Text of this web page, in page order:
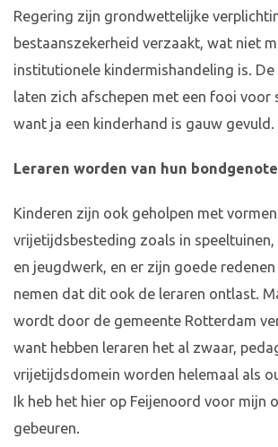
Regering zijn grondwettelijke
bestaanszekerheid verzaakt, wat niet
institutionele kindermishandeling is.
laten zich afschepen met een fooi voor
want ja een kinderhand is gauw gevuld.
Leraren worden van hun
Kinderen zijn ook geholpen met
vrijetijdsbesteding zoals in speeltuinen,
en jeugdwerk, en er zijn goede
nemen dat dit ook de leraren ontlast.
wordt door de gemeente Rotterdam
want hebben leraren het al zwaar,
vrijetijdsdomein worden helemaal als
Ik heb het hier op Feijenoord voor mijn
gebeuren.